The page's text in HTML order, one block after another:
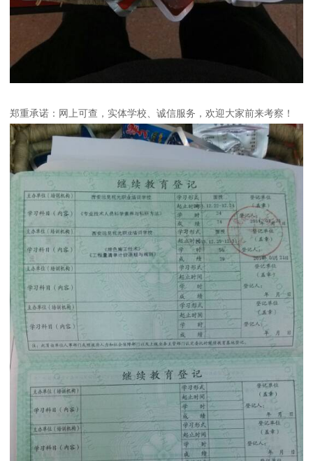
郑重承诺：网上可查，实体学校、诚信服务，欢迎大家前来考察！